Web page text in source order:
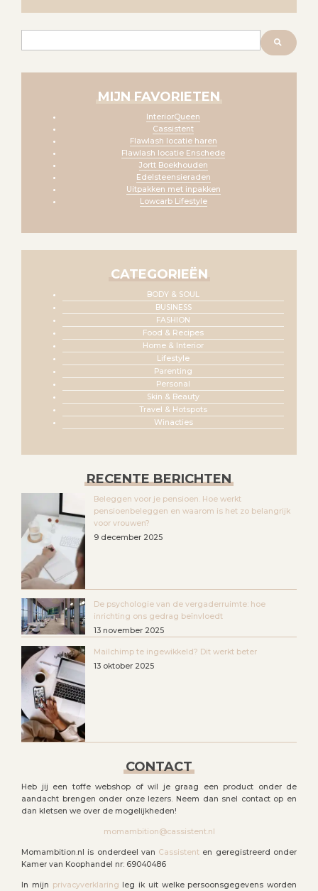
MIJN FAVORIETEN
InteriorQueen
Cassistent
Flawlash locatie haren
Flawlash locatie Enschede
Jortt Boekhouden
Edelsteensieraden
Uitpakken met inpakken
Lowcarb Lifestyle
CATEGORIEËN
BODY & SOUL
BUSINESS
FASHION
Food & Recipes
Home & Interior
Lifestyle
Parenting
Personal
Skin & Beauty
Travel & Hotspots
Winacties
RECENTE BERICHTEN
Beleggen voor je pensioen. Hoe werkt
pensioenbeleggen en waarom is het zo belangrijk
voor vrouwen?
9 december 2025
De psychologie van de vergaderruimte: hoe
inrichting ons gedrag beïnvloedt
13 november 2025
Mailchimp te ingewikkeld? Dit werkt beter
13 oktober 2025
CONTACT
Heb jij een toffe webshop of wil je graag een product onder de
aandacht brengen onder onze lezers. Neem dan snel contact op en
dan kletsen we over de mogelijkheden!
momambition@cassistent.nl
Momambition.nl is onderdeel van Cassistent en geregistreerd onder
Kamer van Koophandel nr: 69040486
In mijn privacyverklaring leg ik uit welke persoonsgegevens worden